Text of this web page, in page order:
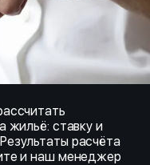
жильё: ставку и
расчёта
и наш менеджер